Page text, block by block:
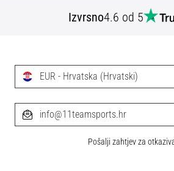
Izvrsno4.6 od 5
EUR - Hrvatska (Hrvatski)
info@11teamsports.hr
Pošalji zahtjev za